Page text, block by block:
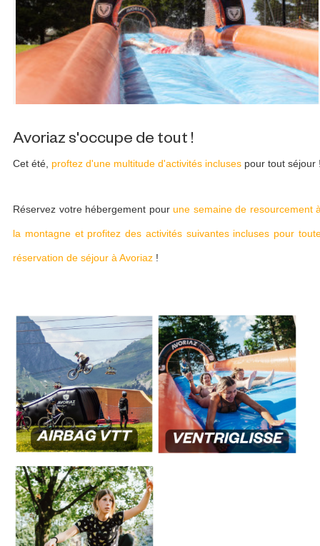
Avoriaz s'occupe de tout !
Cet été, proftez d'une multitude d'activités incluses pour tout séjour
Réservez votre hébergement pour une semaine de resourcement
la montagne et profitez des activités suivantes incluses pour
réservation de séjour à Avoriaz !